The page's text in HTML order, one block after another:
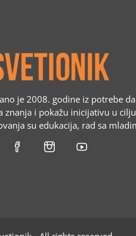
je 2008. godine iz potrebe
znanja i pokažu inicijativu u
su edukacija, rad sa